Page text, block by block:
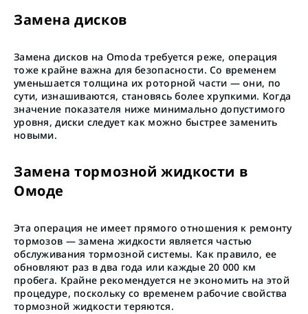
Замена дисков
Замена дисков на Omoda требуется реже, операция
тоже крайне важна для безопасности. Со временем
уменьшается толщина их роторной части — они, по
сути, изнашиваются, становясь более хрупкими. Когда
значение показателя ниже минимально допустимого
уровня, диски следует как можно быстрее заменить
новыми.
Замена тормозной жидкости в
Омоде
Эта операция не имеет прямого отношения к ремонту
тормозов — замена жидкости является частью
обслуживания тормозной системы. Как правило, ее
обновляют раз в два года или каждые 20 000 км
пробега. Крайне рекомендуется не экономить на этой
процедуре, поскольку со временем рабочие свойства
тормозной жидкости теряются.